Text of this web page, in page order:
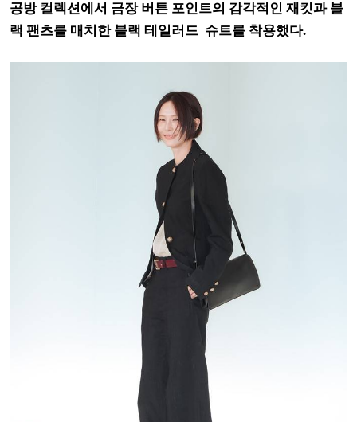
공방 컬렉션에서 금장 버튼 포인트의 감각적인 재킷과 블
랙 팬츠를 매치한 블랙 테일러드 슈트를 착용했다.